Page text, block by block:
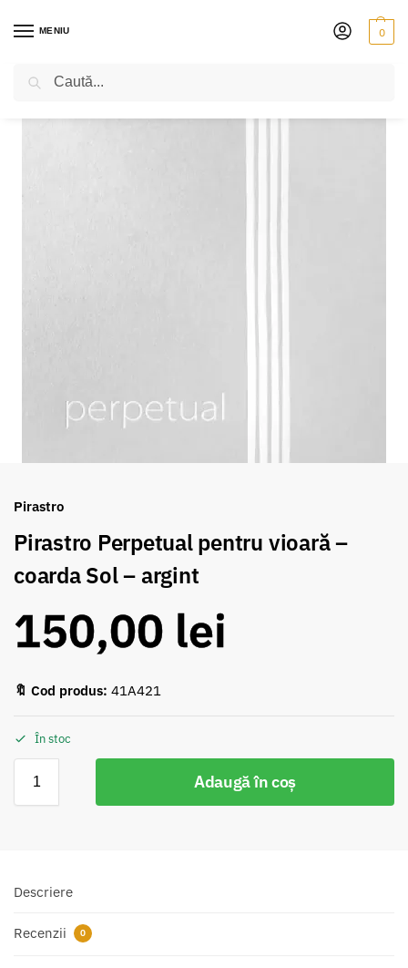
MENIU 0
Pirastro
Pirastro Perpetual pentru vioară –
coarda Sol – argint
150,00 lei
🔖 Cod produs: 41A421
În stoc
Adaugă în coș
Descriere
Recenzii 0